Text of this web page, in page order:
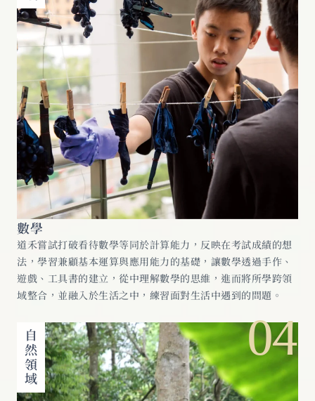
數學
道禾嘗試打破看待數學等同於計算能力，反映在考試成績的想
法，學習兼顧基本運算與應用能力的基礎，讓數學透過手作、
遊戲、工具書的建立，從中理解數學的思維，進而將所學跨領
域整合，並融入於生活之中，練習面對生活中遇到的問題。
04
自然領域